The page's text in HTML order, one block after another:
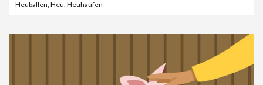
Heuballen Heu Heuhaufen